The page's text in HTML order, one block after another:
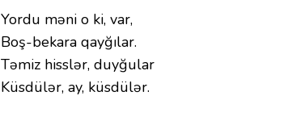
Yordu məni o ki, var,
Boş-bekara qayğılar.
Təmiz hisslər, duyğular
Küsdülər, ay, küsdülər.